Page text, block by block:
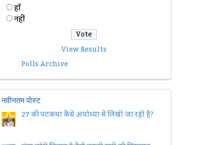
हॉं
नहीं
View Results
Polls Archive
नवीनतम पोस्ट
27 की पटकथा कैसे अयोध्या से लिखी जा रही है?